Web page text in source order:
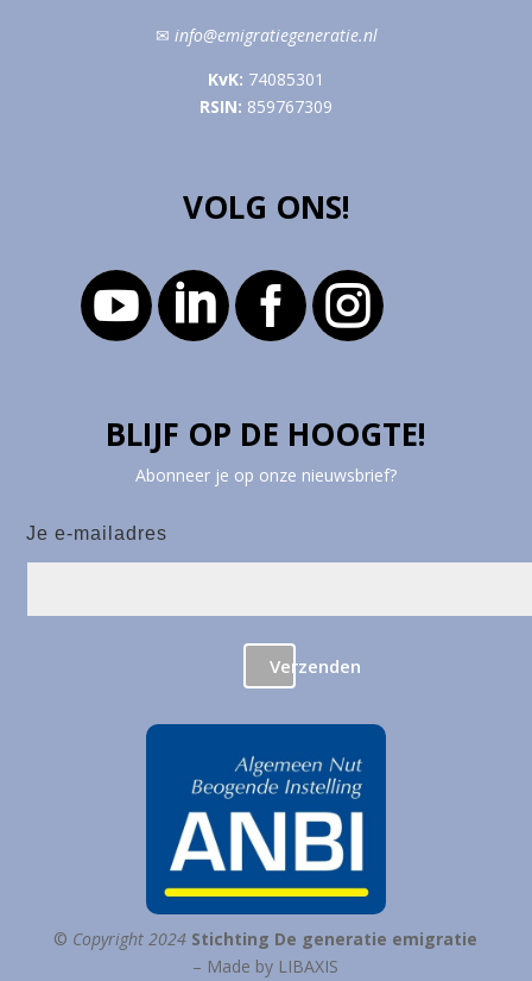
✉ info@emigratiegeneratie.nl
KvK: 74085301
RSIN: 859767309
VOLG ONS!

BLIJF OP DE HOOGTE!
Abonneer je op onze nieuwsbrief?
Je e-mailadres
Verzenden
© Copyright 2024 Stichting De generatie emigratie
– Made by LIBAXIS